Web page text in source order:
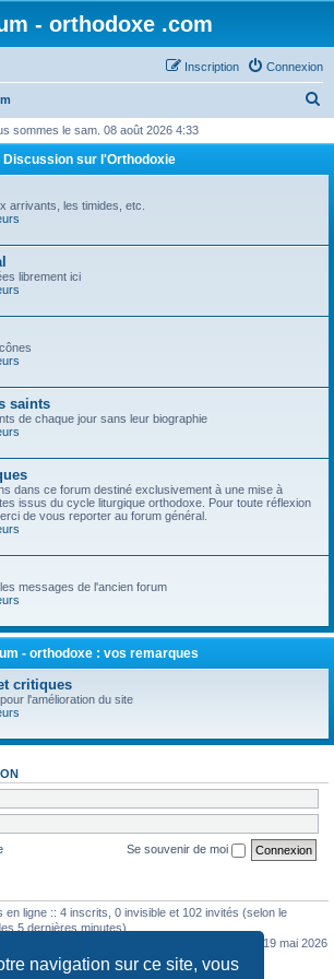
navigation sur ce site, vous
- orthodoxe .com
Connexion
Inscription
h
sommes le sam. 08 août 2026 4:33
Discussion sur l'Orthodoxie
arrivants, les timides, etc.
librement ici
saints
de chaque jour sans leur biographie
dans ce forum destiné exclusivement à une mise à
issus du cycle liturgique orthodoxe. Pour toute réflexion
de vous reporter au forum général.
messages de l'ancien forum
- orthodoxe : vos remarques
critiques
l'amélioration du site
Se souvenir de moi
en ligne :: 4 inscrits, 0 invisible et 102 invités (selon le
5 dernières minutes)
le mar. 19 mai 2026